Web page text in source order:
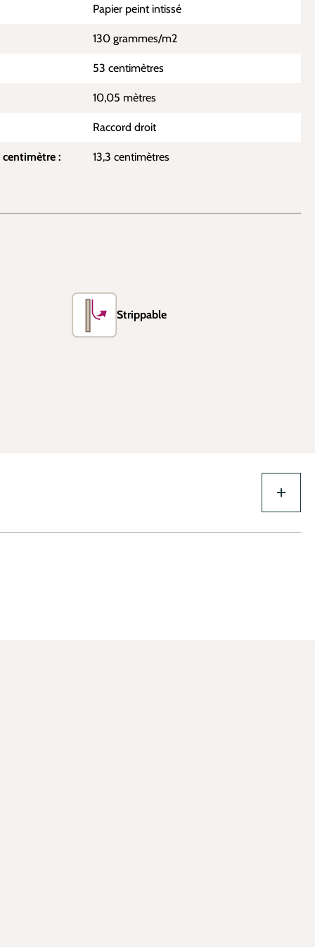
Papier peint intissé
130 grammes/m2
53 centimètres
10,05 mètres
Raccord droit
: 13,3 centimètres
Strippable